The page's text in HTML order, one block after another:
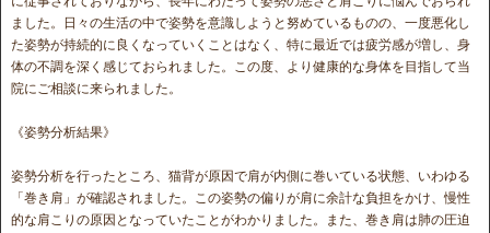
ました。日々の生活の中で姿勢を意識しようと努めているものの、一度悪化し
た姿勢が持続的に良くなっていくことはなく、特に最近では疲労感が増し、身
体の不調を深く感じておられました。この度、より健康的な身体を目指して当
院にご相談に来られました。
《姿勢分析結果》
姿勢分析を行ったところ、猫背が原因で肩が内側に巻いている状態、いわゆる
「巻き肩」が確認されました。この姿勢の偏りが肩に余計な負担をかけ、慢性
的な肩こりの原因となっていたことがわかりました。また、巻き肩は肺の圧迫